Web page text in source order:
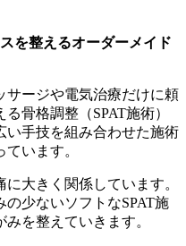
を整えるオーダーメイド
サージや電気治療だけに頼
骨格調整（SPAT施術）
い手技を組み合わせた施術
います。
大きく関係しています。
少ないソフトなSPAT施
を整えていきます。